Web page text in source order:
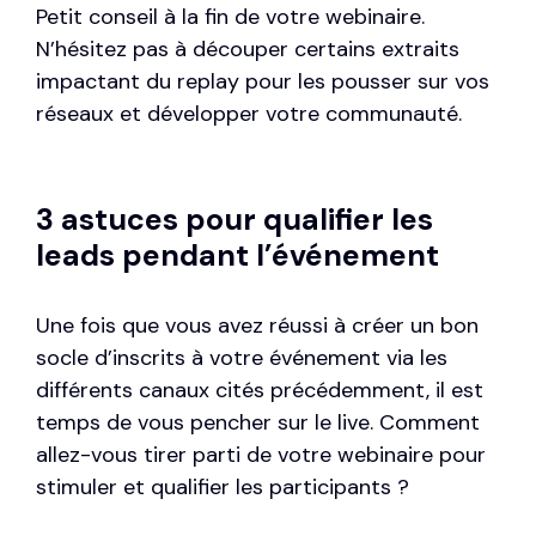
Petit conseil à la fin de votre webinaire.
N’hésitez pas à découper certains extraits
impactant du replay pour les pousser sur vos
réseaux et développer votre communauté.
3 astuces pour qualifier les
leads pendant l’événement
Une fois que vous avez réussi à créer un bon
socle d’inscrits à votre événement via les
différents canaux cités précédemment, il est
temps de vous pencher sur le live. Comment
allez-vous tirer parti de votre webinaire pour
stimuler et qualifier les participants ?